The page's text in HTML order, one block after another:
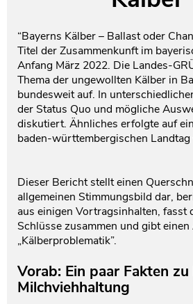
“Bayerns Kälber – Ballast oder
Titel der Zusammenkunft im
Anfang März 2022. Die Landes-
Thema der ungewollten Kälber in
bundesweit auf. In
der Status Quo und mögliche
diskutiert. Ähnliches erfolgte auf
baden-württembergischen Landtag
Dieser Bericht stellt einen
allgemeinen Stimmungsbild dar,
aus einigen Vortragsinhalten, fasst
Schlüsse zusammen und gibt
„Kälberproblematik”.
Vorab: Ein paar Fakten
Milchviehhaltung